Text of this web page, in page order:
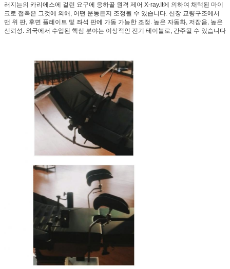
러지는의 카리에스에 걸린 요구에 응하골 원격 제어 X-ray.It에 의하여 채택된 마이
크로 접촉은 그것에 의해, 어떤 운동든지 조정될 수 있습니다. 신장 교량구조에서
맨 위 판, 후면 플레이트 및 좌석 판에 가동 가능한 조정. 높은 자동화, 저잡음, 높은
신뢰성. 외국에서 수입된 핵심 분야는 이상적인 전기 테이블로, 간주될 수 있습니다